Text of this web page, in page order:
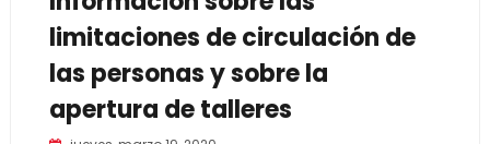
limitaciones de circulación de
las personas y sobre la
apertura de talleres